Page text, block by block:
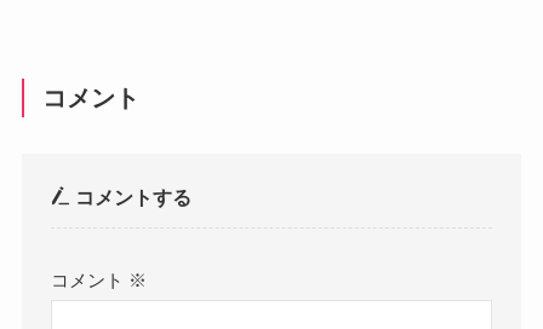
コメント
コメントする
コメント ※